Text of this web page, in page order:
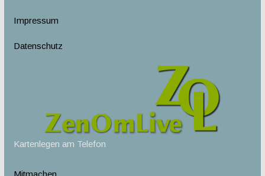
Impressum
Datenschutz
Kartenlegen am Telefon
Mitmachen